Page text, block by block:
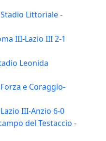
Littoriale -
III-Lazio III 2-1
Leonida
e Coraggio-
III-Anzio 6-0
del Testaccio -